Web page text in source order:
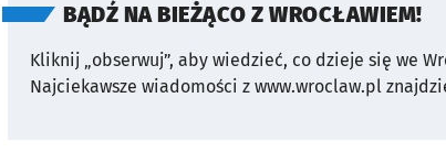
BĄDŹ NA BIEŻĄCO Z WROCŁAWIEM!
Kliknij „obserwuj”, aby wiedzieć, co dzieje się we
Najciekawsze wiadomości z www.wroclaw.pl